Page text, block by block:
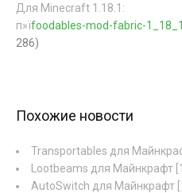
Для Minecraft 1.18.1:
п»їfoodables-mod-fabric-
286)
Похожие новости
Transportables для
Lootbeams для Майнкрафт
AutoSwitch для Майнкрафт